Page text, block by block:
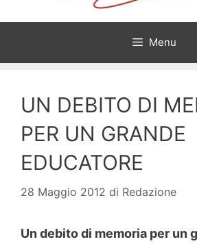
Menu
UN DEBITO DI
PER UN GRANDE
EDUCATORE
28 Maggio 2012 di Redazione
Un debito di memoria per un